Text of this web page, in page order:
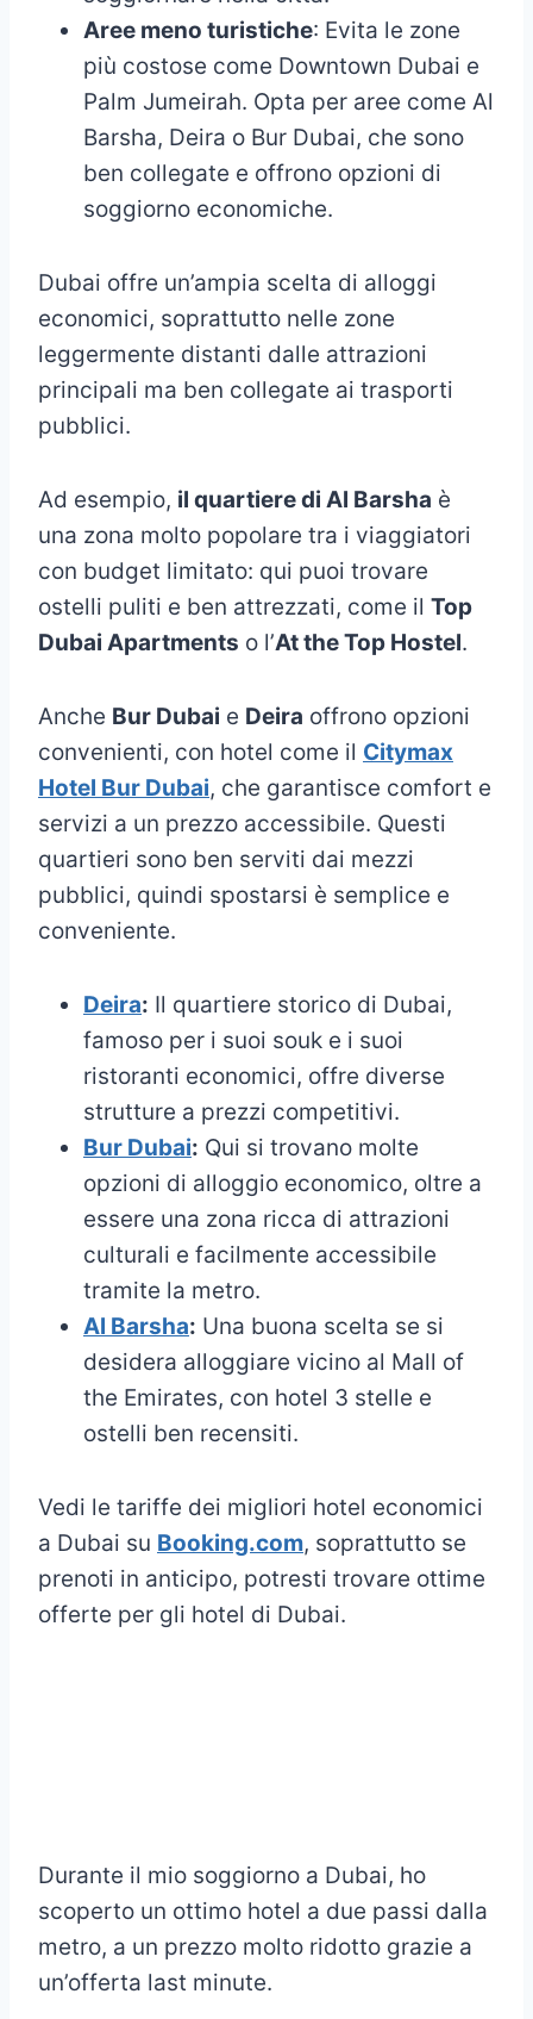
Aree meno turistiche: Evita le zone
più costose come Downtown Dubai e
Palm Jumeirah. Opta per aree come Al
Barsha, Deira o Bur Dubai, che sono
ben collegate e offrono opzioni di
soggiorno economiche.
Dubai offre un’ampia scelta di alloggi
economici, soprattutto nelle zone
leggermente distanti dalle attrazioni
principali ma ben collegate ai trasporti
pubblici.
Ad esempio, il quartiere di Al Barsha è
una zona molto popolare tra i viaggiatori
con budget limitato: qui puoi trovare
ostelli puliti e ben attrezzati, come il Top
Dubai Apartments o l’At the Top Hostel.
Anche Bur Dubai e Deira offrono opzioni
convenienti, con hotel come il Citymax
Hotel Bur Dubai, che garantisce comfort e
servizi a un prezzo accessibile. Questi
quartieri sono ben serviti dai mezzi
pubblici, quindi spostarsi è semplice e
conveniente.
Deira: Il quartiere storico di Dubai,
famoso per i suoi souk e i suoi
ristoranti economici, offre diverse
strutture a prezzi competitivi.
Bur Dubai: Qui si trovano molte
opzioni di alloggio economico, oltre a
essere una zona ricca di attrazioni
culturali e facilmente accessibile
tramite la metro.
Al Barsha: Una buona scelta se si
desidera alloggiare vicino al Mall of
the Emirates, con hotel 3 stelle e
ostelli ben recensiti.
Vedi le tariffe dei migliori hotel economici
a Dubai su Booking.com, soprattutto se
prenoti in anticipo, potresti trovare ottime
offerte per gli hotel di Dubai.
Durante il mio soggiorno a Dubai, ho
scoperto un ottimo hotel a due passi dalla
metro, a un prezzo molto ridotto grazie a
un’offerta last minute.